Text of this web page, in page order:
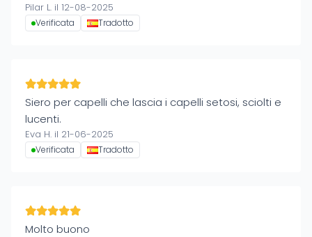
Pilar L. il 12-08-2025
Verificata Tradotto
Siero per capelli che lascia i capelli setosi, sciolti e
lucenti.
Eva H. il 21-06-2025
Verificata Tradotto
Molto buono